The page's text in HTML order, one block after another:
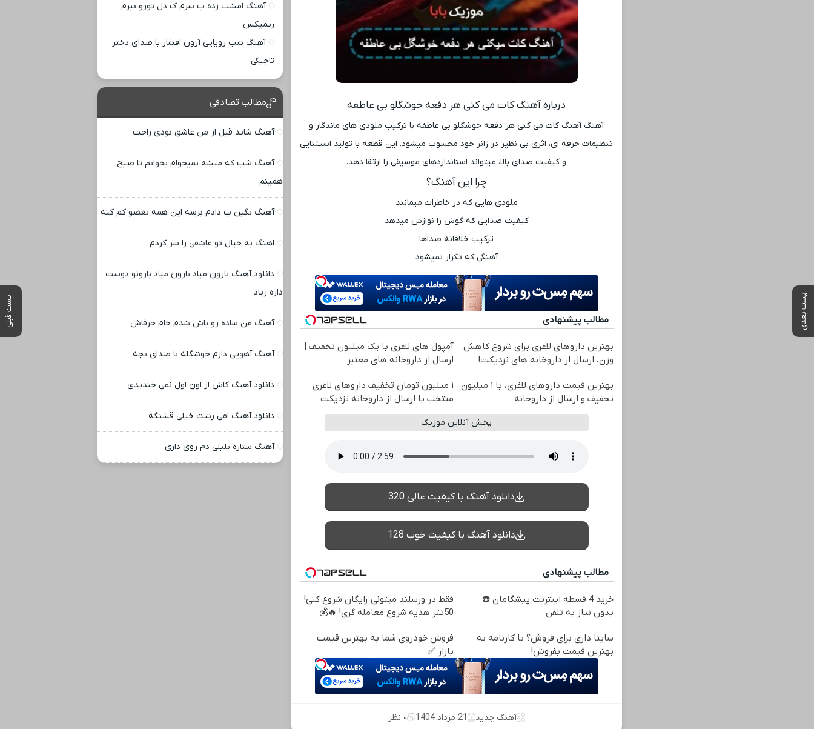
پست بعدی پست قبلی
درباره آهنگ کات می کنی هر دفعه خوشگلو بی عاطفه
آهنگ آهنگ کات می کنی هر دفعه خوشگلو بی عاطفه با ترکیب ملودی ‌های ماندگار و
تنظیمات حرفه ‌ای، اثری بی ‌نظیر در ژانر خود محسوب میشود. این قطعه با تولید استثنایی
و کیفیت صدای بالا، میتواند استانداردهای موسیقی را ارتقا دهد.
چرا این آهنگ؟
ملودی ‌هایی که در خاطرات میمانند
کیفیت صدایی که گوش را نوازش میدهد
ترکیب خلاقانه صداها
آهنگی که تکرار نمیشود
مطالب پیشنهادی
بهترین داروهای لاغری برای شروع کاهش
وزن، ارسال از داروخانه های نزدیکت!
آمپول های لاغری با یک میلیون تخفیف |
ارسال از داروخانه های معتبر
بهترین قیمت داروهای لاغری، با ۱ میلیون
تخفیف و ارسال از داروخانه‌
۱ میلیون تومان تخفیف داروهای لاغری
منتخب با ارسال از داروخانه نزدیکت
پخش آنلاین موزیک
دانلود آهنگ با کیفیت عالی 320
دانلود آهنگ با کیفیت خوب 128
مطالب پیشنهادی
خرید 4 قسطه اینترنت پیشگامان ☎️
بدون نیاز به تلفن
فقط در ورسلند میتونی رایگان شروع کنی!
50تتر هدیه شروع معامله گری! 🔥💰
ساینا داری برای فروش؟ با کارنامه به
بهترین قیمت بفروش!
فروش خودروی شما به بهترین قیمت
بازار ✅
آهنگ جدید 21 مرداد 1404 ۰ نظر
آهنگ امشب زده ب سرم ک دل تورو ببرم
ریمیکس
آهنگ شب رویایی آرون افشار با صدای دختر
تاجیکی
مطالب تصادفی
آهنگ شاید قبل از من عاشق بودی راحت
آهنگ شب که میشه نمیخوام بخوابم تا صبح
همینم
آهنگ بگین ب دادم برسه این همه بغضو کم کنه
اهنگ به خیال تو عاشقی را سر کردم
دانلود آهنگ بارون میاد بارون میاد بارونو دوست
داره زیاد
آهنگ من ساده رو باش شدم خام حرفاش
آهنگ آهویی دارم خوشگله با صدای بچه
دانلود آهنگ کاش از اون اول نمی خندیدی
دانلود آهنگ امی رشت خیلی قشنگه
آهنگ ستاره بلبلی دم روی داری